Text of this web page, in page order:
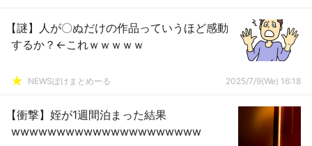
【謎】人が〇ぬだけの作品っていうほど感動
するか？←これｗｗｗｗｗ
NEWSぽけまとめーる 2025/7/9(We) 16:18
【衝撃】姪が1週間泊まった結果
wwwwwwwwwwwwwwwwwwwww